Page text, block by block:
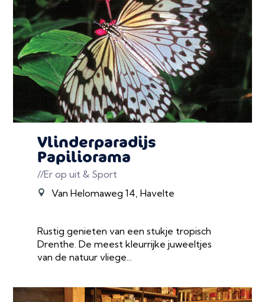
Vlinderparadijs
Papiliorama
//Er op uit & Sport
Van Helomaweg 14, Havelte
Rustig genieten van een stukje tropisch
Drenthe. De meest kleurrijke juweeltjes
van de natuur vliege...